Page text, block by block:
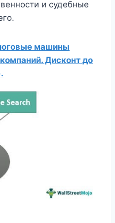
и судебные
машины
Дисконт до